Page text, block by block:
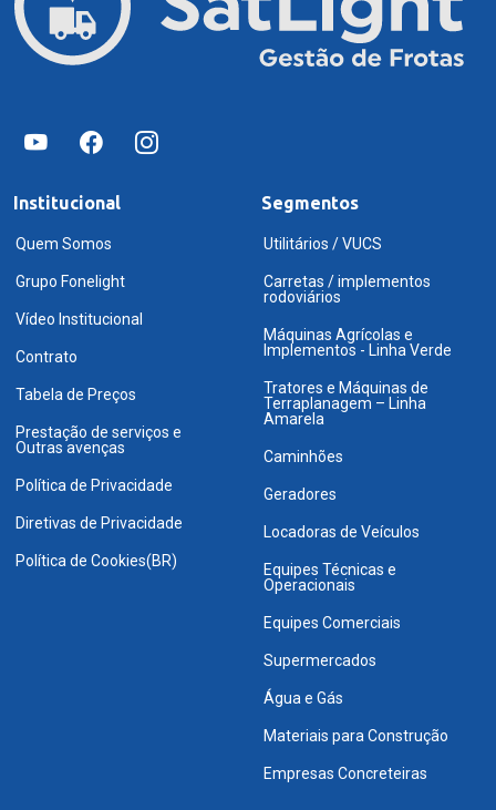
Institucional
Quem Somos
Grupo Fonelight
Vídeo Institucional
Contrato
Tabela de Preços
Prestação de serviços e
Outras avenças
Política de Privacidade
Diretivas de Privacidade
Política de Cookies(BR)
Segmentos
Utilitários / VUCS
Carretas / implementos
rodoviários
Máquinas Agrícolas e
Implementos - Linha Verde
Tratores e Máquinas de
Terraplanagem – Linha
Amarela
Caminhões
Geradores
Locadoras de Veículos
Equipes Técnicas e
Operacionais
Equipes Comerciais
Supermercados
Água e Gás
Materiais para Construção
Empresas Concreteiras